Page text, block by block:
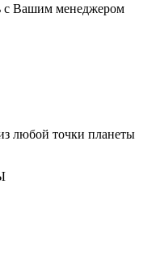
с Вашим менеджером
любой точки планеты